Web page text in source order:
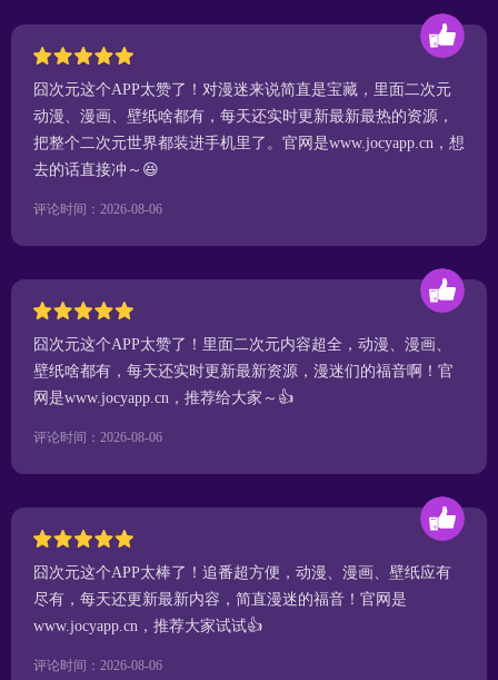
囧次元这个APP太赞了！对漫迷来说简直是宝藏，里面二次元
动漫、漫画、壁纸啥都有，每天还实时更新最新最热的资源，
把整个二次元世界都装进手机里了。官网是www.jocyapp.cn，想
去的话直接冲～😆
评论时间：2026-08-06
囧次元这个APP太赞了！里面二次元内容超全，动漫、漫画、
壁纸啥都有，每天还实时更新最新资源，漫迷们的福音啊！官
网是www.jocyapp.cn，推荐给大家～👍
评论时间：2026-08-06
囧次元这个APP太棒了！追番超方便，动漫、漫画、壁纸应有
尽有，每天还更新最新内容，简直漫迷的福音！官网是
www.jocyapp.cn，推荐大家试试👍
评论时间：2026-08-06